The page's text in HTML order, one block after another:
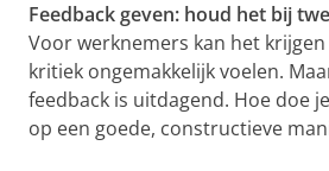
Feedback geven: houd het bij
Voor werknemers kan het krijgen
kritiek ongemakkelijk voelen.
feedback is uitdagend. Hoe doe
op een goede, constructieve